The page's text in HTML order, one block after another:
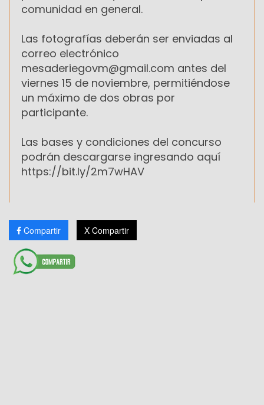
comunidad en general.
Las fotografías deberán ser enviadas al
correo electrónico
mesaderiegovm@gmail.com antes del
viernes 15 de noviembre, permitiéndose
un máximo de dos obras por
participante.
Las bases y condiciones del concurso
podrán descargarse ingresando aquí
https://bit.ly/2m7wHAV
Compartir X Compartir